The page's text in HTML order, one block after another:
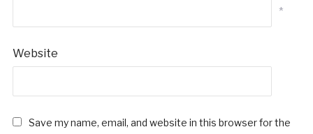
*
Website
Save my name, email, and website in this browser for the